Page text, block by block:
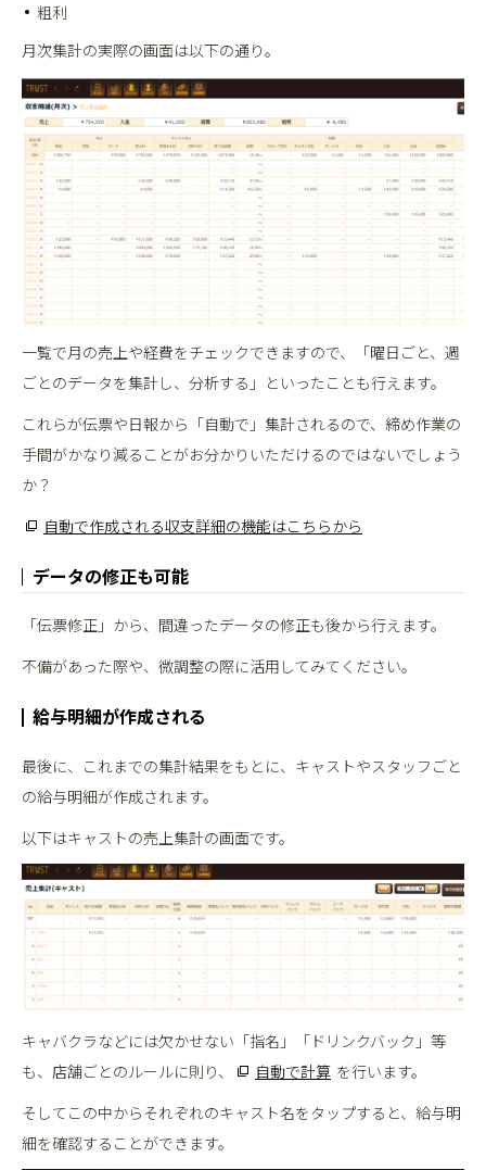
粗利
月次集計の実際の画面は以下の通り。
一覧で月の売上や経費をチェックできますので、「曜日ごと、週
ごとのデータを集計し、分析する」といったことも行えます。
これらが伝票や日報から「自動で」集計されるので、締め作業の
手間がかなり減ることがお分かりいただけるのではないでしょう
か？
自動で作成される収支詳細の機能はこちらから
データの修正も可能
「伝票修正」から、間違ったデータの修正も後から行えます。
不備があった際や、微調整の際に活用してみてください。
給与明細が作成される
最後に、これまでの集計結果をもとに、キャストやスタッフごと
の給与明細が作成されます。
以下はキャストの売上集計の画面です。
キャバクラなどには欠かせない「指名」「ドリンクバック」等
も、店舗ごとのルールに則り、
自動で計算 を行います。
そしてこの中からそれぞれのキャスト名をタップすると、給与明
細を確認することができます。